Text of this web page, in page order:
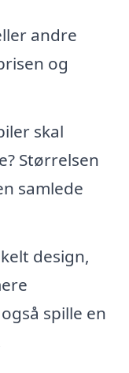
andre
og
skal
Størrelsen
samlede
design,
spille en